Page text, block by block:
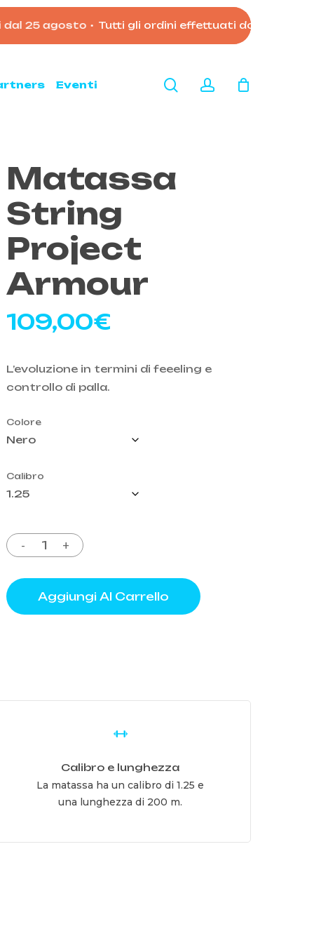
agosto • Tutti gli ordini effettuati dopo le 11:00
Eventi searchaccount
Matassa
String
Project
Armour
109,00€
L’evoluzione in termini di feeeling e
controllo di palla.
Colore
Calibro
Aggiungi Al Carrello
Calibro e lunghezza
La matassa ha un calibro di 1.25 e
una lunghezza di 200 m.